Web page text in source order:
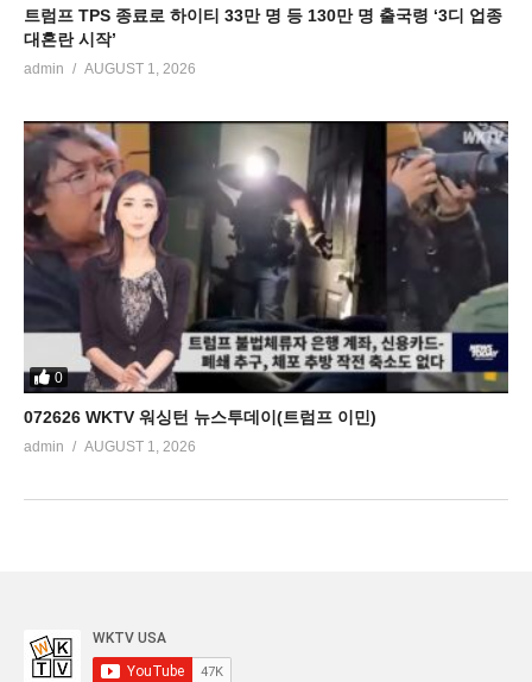
트럼프 TPS 종료로 하이티 33만 명 등 130만 명 출국령 ‘3디 업종
대혼란 시작’
admin AUGUST 1, 2026
0
072626 WKTV 워싱턴 뉴스투데이(트럼프 이민)
admin AUGUST 1, 2026